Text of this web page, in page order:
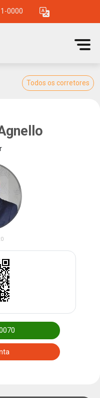
0000
Todos os corretores